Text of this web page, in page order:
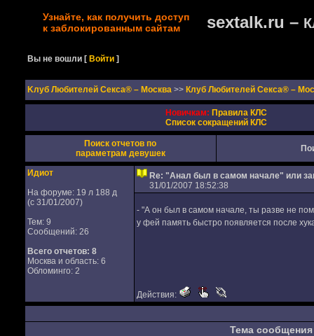
Узнайте, как получить доступ
к заблокированным сайтам
sextalk.ru –
Вы не вошли [Войти ]
Kлуб Любителей Секса® – Москва >> Клуб Любителей Секса® –
Новичкам: Правила КЛС
Список сокращений КЛС
Поиск отчетов по
параметрам девушек
Идиот
На форуме: 19 л 188 д
(с 31/01/2007)
Тем: 9
Сообщений: 26
Всего отчетов: 8
Москва и область: 6
Обломинго: 2
Re: "Анал был в самом начале" или
31/01/2007 18:52:38
- "А он был в самом начале, ты разве не
у фей память быстро появляется после
Действия:
Тема сообщения